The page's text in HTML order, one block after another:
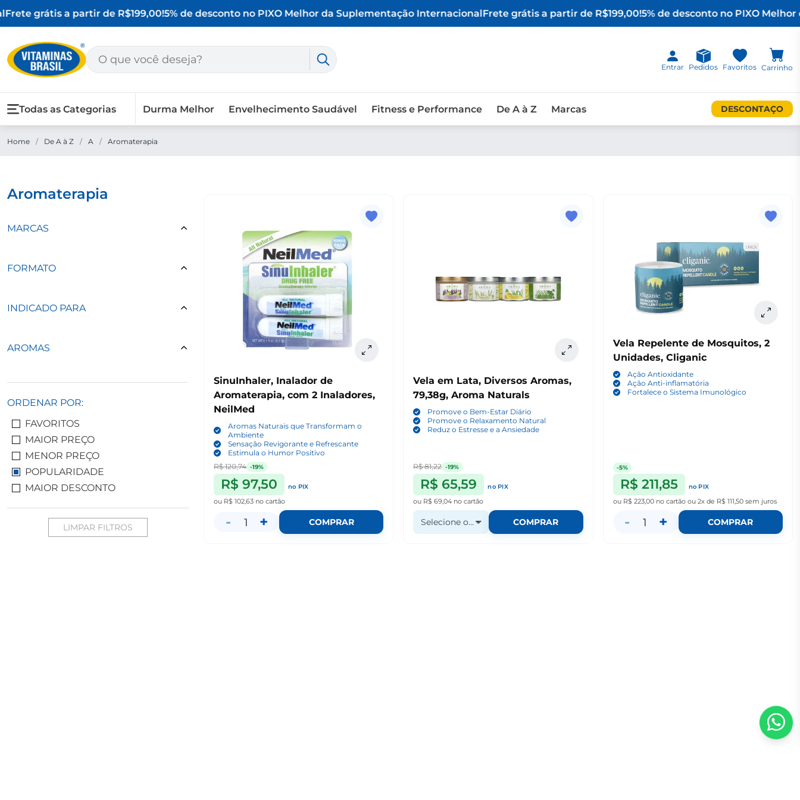
Frete grátis a partir de R$199,00!5% de desconto no PIXO Melhor da Suplementação InternacionalFrete grátis a partir de R$199,00!5% de desconto no PIXO Melhor
Entrar Pedidos Favoritos Carrinho
Todas as Categorias Durma Melhor Envelhecimento Saudável Fitness e Performance De A à Z Marcas DESCONTAÇO
Home / De A à Z / A / Aromaterapia
aromaterapia
MARCAS
FORMATO
INDICADO PARA
AROMAS
ORDENAR POR:
FAVORITOS
MAIOR PREÇO
MENOR PREÇO
POPULARIDADE
MAIOR DESCONTO
LIMPAR FILTROS
SinuInhaler, Inalador de
Aromaterapia, com 2 Inaladores,
NeilMed
Aromas Naturais que Transformam o
Ambiente
Sensação Revigorante e Refrescante
Estimula o Humor Positivo
R$ 120,74 -19%
R$ 97,50
no PIX
ou R$ 102,63 no cartão
- 1 + COMPRAR
Vela em Lata, Diversos Aromas,
79,38g, Aroma Naturals
Promove o Bem-Estar Diário
Promove o Relaxamento Natural
Reduz o Estresse e a Ansiedade
R$ 81,22 -19%
R$ 65,59
no PIX
ou R$ 69,04 no cartão
Selecione o Aromas COMPRAR
Vela Repelente de Mosquitos, 2
Unidades, Cliganic
Ação Antioxidante
Ação Anti-inflamatória
Fortalece o Sistema Imunológico
-5%
R$ 211,85
no PIX
ou R$ 223,00 no cartão ou 2x de R$ 111,50sem juros
- 1 + COMPRAR